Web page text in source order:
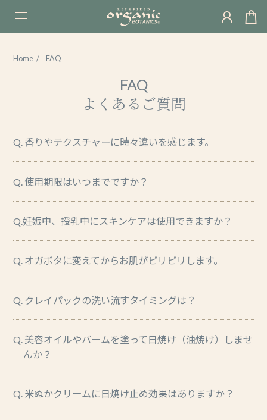
t
o
g
v
a
o
n
Home FAQ
FAQ
よくあるご質問
Q. 香りやテクスチャーに時々違いを感じます。
Q. 使用期限はいつまでですか？
Q.妊娠中、授乳中にスキンケアは使用できますか？
Q. オガボタに変えてからお肌がピリピリします。
Q. クレイパックの洗い流すタイミングは？
Q. 美容オイルやバームを塗って日焼け（油焼け）しませ
んか？
Q. 米ぬかクリームに日焼け止め効果はありますか？